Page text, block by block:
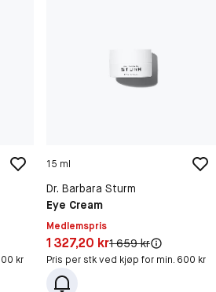
kr
15 ml
Dr. Barbara Sturm
Eye Cream
Medlemspris
Pris: 1 327,20 kr
1 327,20 krOriginal pris:
1 659 kr
Pris per stk ved kjøp for min. 600 kr